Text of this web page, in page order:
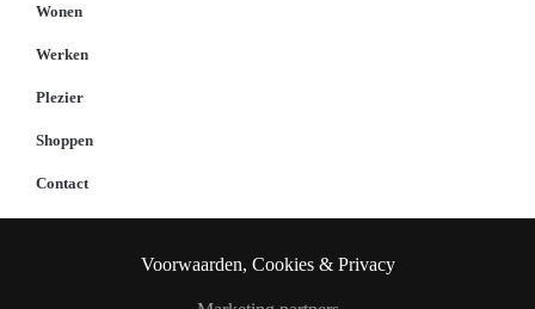
Wonen
Werken
Plezier
Shoppen
Contact
Voorwaarden, Cookies & Privacy